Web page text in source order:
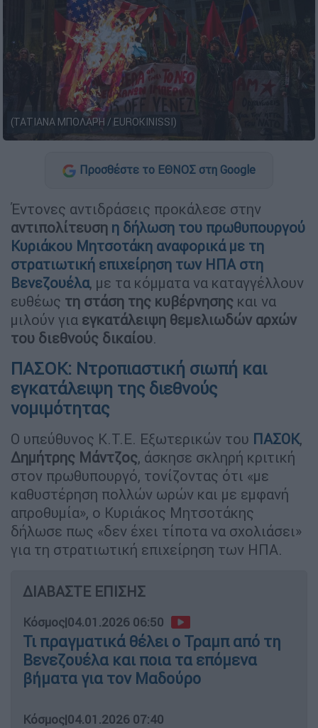
(ΤΑΤΙΑΝΑ ΜΠΟΛΑΡΗ / EUROKINISSI)
Προσθέστε το ΕΘΝΟΣ στη Google
Έντονες αντιδράσεις προκάλεσε στην
αντιπολίτευση η δήλωση του πρωθυπουργού
Κυριάκου Μητσοτάκη αναφορικά με τη
στρατιωτική επιχείρηση των ΗΠΑ στη
Βενεζουέλα, με τα κόμματα να καταγγέλλουν
ευθέως τη στάση της κυβέρνησης και να
μιλούν για εγκατάλειψη θεμελιωδών αρχών
του διεθνούς δικαίου.
ΠΑΣΟΚ: Ντροπιαστική σιωπή και
εγκατάλειψη της διεθνούς
νομιμότητας
Ο υπεύθυνος Κ.Τ.Ε. Εξωτερικών του ΠΑΣΟΚ,
Δημήτρης Μάντζος, άσκησε σκληρή κριτική
στον πρωθυπουργό, τονίζοντας ότι «με
καθυστέρηση πολλών ωρών και με εμφανή
απροθυμία», ο Κυριάκος Μητσοτάκης
δήλωσε πως «δεν έχει τίποτα να σχολιάσει»
για τη στρατιωτική επιχείρηση των ΗΠΑ.
ΔΙΑΒΑΣΤΕ ΕΠΙΣΗΣ
Κόσμος|04.01.2026 06:50
Τι πραγματικά θέλει ο Τραμπ από τη
Βενεζουέλα και ποια τα επόμενα
βήματα για τον Μαδούρο
Κόσμος|04.01.2026 07:40